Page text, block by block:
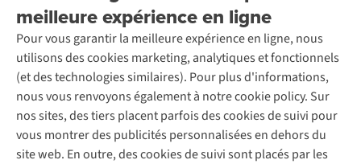
meilleure expérience en ligne
Pour vous garantir la meilleure expérience en ligne, nous
utilisons des cookies marketing, analytiques et fonctionnels
(et des technologies similaires). Pour plus d'informations,
nous vous renvoyons également à notre cookie policy. Sur
nos sites, des tiers placent parfois des cookies de suivi pour
vous montrer des publicités personnalisées en dehors du
site web. En outre, des cookies de suivi sont placés par les
Entretien & réparations
Garantie
Contactez-nous
Nos magasins
À propos d’A.S.Adventure
Déclaration d'accessibilité
Entretien de ski
Service de lavage
Entretien de chaussures
Réparation de chaussures
Réparation de vêtements
Retouches
Pour les entreprises
A.S.Magazine
Explore Camp
Gear Check
Expertise & conseils
Abonnez-vous à la newsletter
Suivez-nous